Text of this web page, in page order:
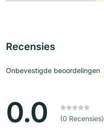
Recensies
Onbevestigde beoordelingen
0.0 (0 Recensies)